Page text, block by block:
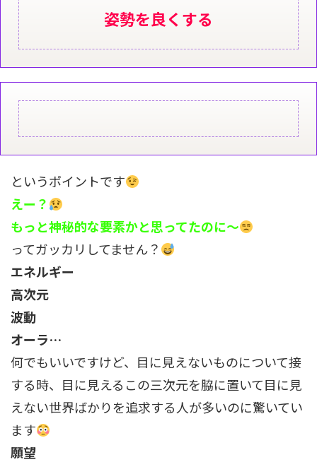
姿勢を良くする
というポイントです
えー？
もっと神秘的な要素かと思ってたのに～
ってガッカリしてません？
エネルギー
高次元
波動
オーラ…
何でもいいですけど、目に見えないものについて接
する時、目に見えるこの三次元を脇に置いて目に見
えない世界ばかりを追求する人が多いのに驚いてい
ます
願望